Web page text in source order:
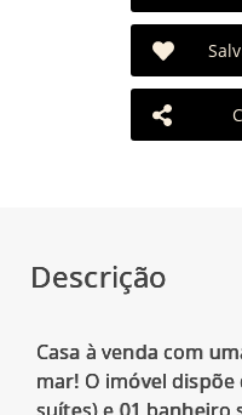
Descrição
Casa à venda com
mar! O imóvel